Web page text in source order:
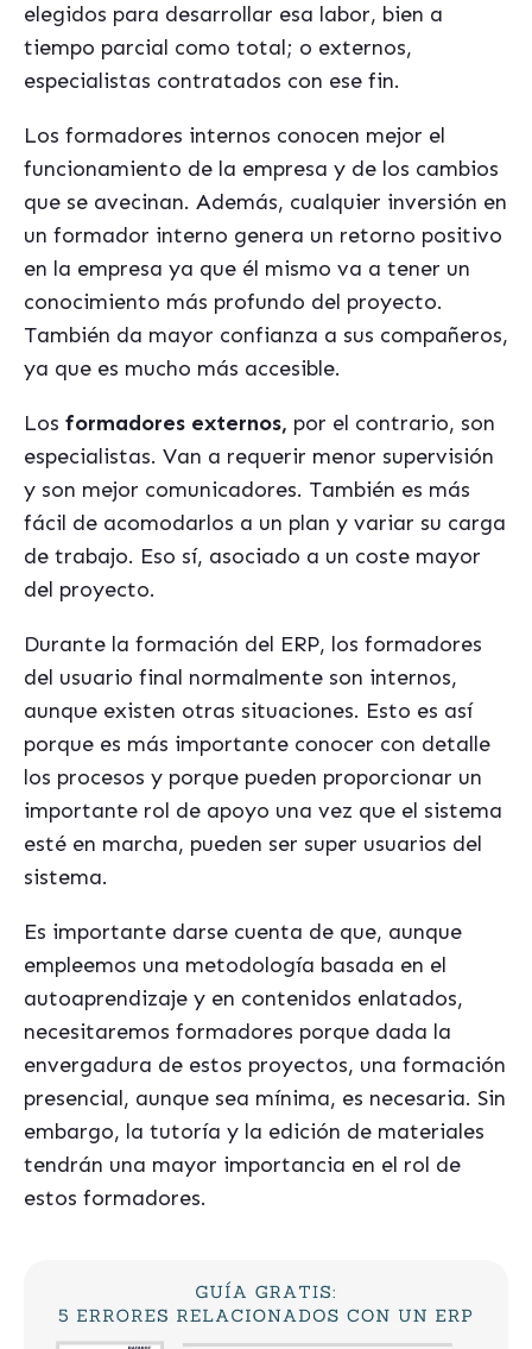
elegidos para desarrollar esa labor, bien a
tiempo parcial como total; o externos,
especialistas contratados con ese fin.
Los formadores internos conocen mejor el
funcionamiento de la empresa y de los cambios
que se avecinan. Además, cualquier inversión en
un formador interno genera un retorno positivo
en la empresa ya que él mismo va a tener un
conocimiento más profundo del proyecto.
También da mayor confianza a sus compañeros,
ya que es mucho más accesible.
Los formadores externos, por el contrario, son
especialistas. Van a requerir menor supervisión
y son mejor comunicadores. También es más
fácil de acomodarlos a un plan y variar su carga
de trabajo. Eso sí, asociado a un coste mayor
del proyecto.
Durante la formación del ERP, los formadores
del usuario final normalmente son internos,
aunque existen otras situaciones. Esto es así
porque es más importante conocer con detalle
los procesos y porque pueden proporcionar un
importante rol de apoyo una vez que el sistema
esté en marcha, pueden ser super usuarios del
sistema.
Es importante darse cuenta de que, aunque
empleemos una metodología basada en el
autoaprendizaje y en contenidos enlatados,
necesitaremos formadores porque dada la
envergadura de estos proyectos, una formación
presencial, aunque sea mínima, es necesaria. Sin
embargo, la tutoría y la edición de materiales
tendrán una mayor importancia en el rol de
estos formadores.